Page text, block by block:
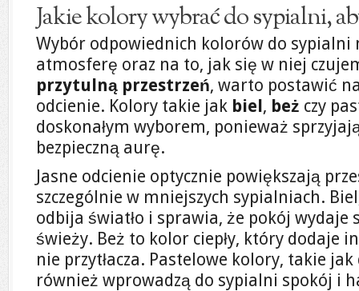
Jakie kolory wybrać do sypialni,
Wybór odpowiednich kolorów do sypialni
atmosferę oraz na to, jak się w niej
przytulną przestrzeń, warto postawić
odcienie. Kolory takie jak biel, beż czy
doskonałym wyborem, ponieważ
bezpieczną aurę.
Jasne odcienie optycznie powiększają
szczególnie w mniejszych sypialniach.
odbija światło i sprawia, że pokój
świeży. Beż to kolor ciepły, który dodaje
nie przytłacza. Pastelowe kolory, takie
również wprowadzą do sypialni spokój i